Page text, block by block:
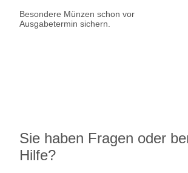
Besondere Münzen schon vor
Ausgabetermin sichern.
Sie haben Fragen oder
Hilfe?